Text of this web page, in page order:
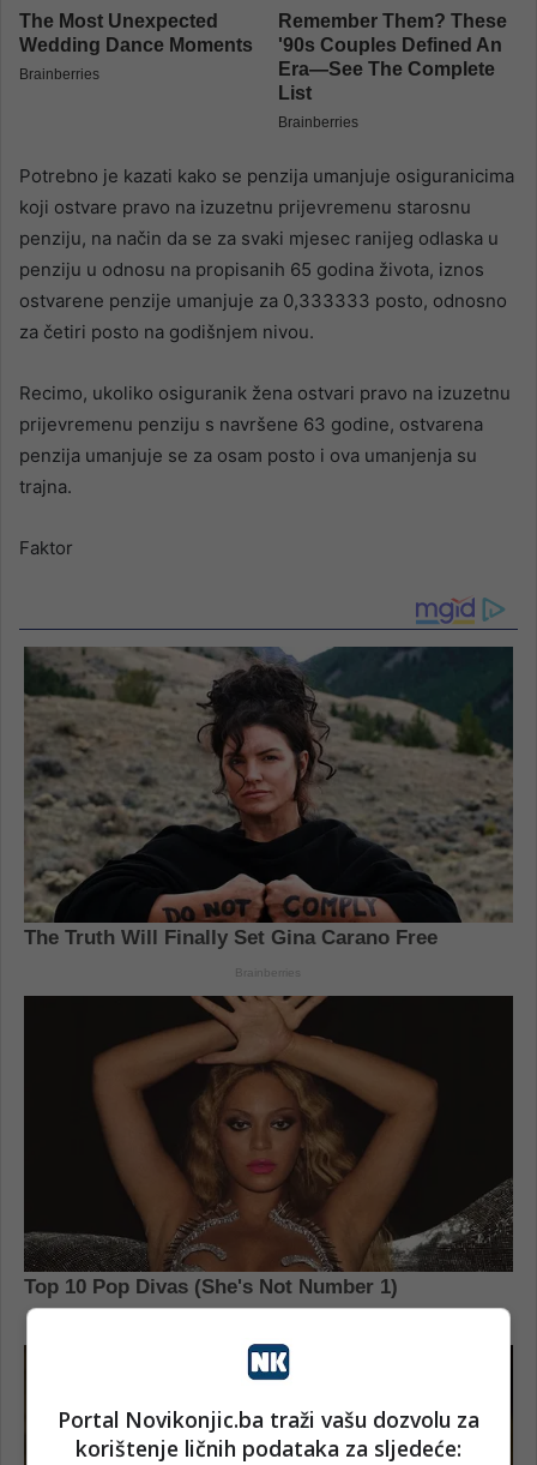
Potrebno je kazati kako se penzija umanjuje osiguranicima
koji ostvare pravo na izuzetnu prijevremenu starosnu
penziju, na način da se za svaki mjesec ranijeg odlaska u
penziju u odnosu na propisanih 65 godina života, iznos
ostvarene penzije umanjuje za 0,333333 posto, odnosno
za četiri posto na godišnjem nivou.
Recimo, ukoliko osiguranik žena ostvari pravo na izuzetnu
prijevremenu penziju s navršene 63 godine, ostvarena
penzija umanjuje se za osam posto i ova umanjenja su
trajna.
Faktor
Portal Novikonjic.ba traži vašu dozvolu za
korištenje ličnih podataka za sljedeće: